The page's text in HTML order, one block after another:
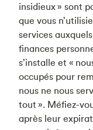
insidieux » sont
que vous
services
finances
s’installe et «
occupés pour
nous ne nous
tout ». Méfiez-
après leur